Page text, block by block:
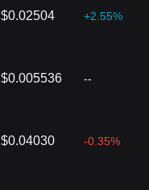
$0.02504 +2.55%
$0.005536 --
$0.04030 -0.35%